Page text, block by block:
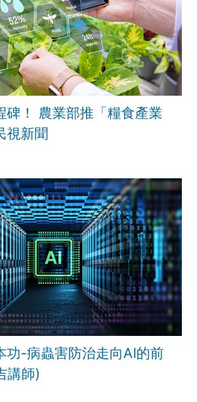
碑！ 農業部推「糧食產業
視新聞
功-病蟲害防治走向AI的前
講師)